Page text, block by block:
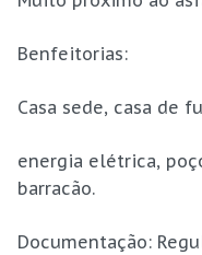
Benfeitorias:
Casa sede, casa de
energia elétrica,
barracão.
Documentação: